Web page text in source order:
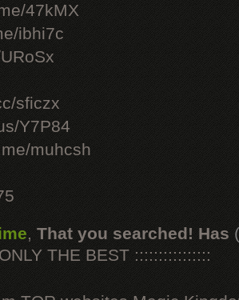
47kMX
ibhi7c
sficzx
Y7P84
muhcsh
, That you searched! Has
THE BEST ::::::::::::::::